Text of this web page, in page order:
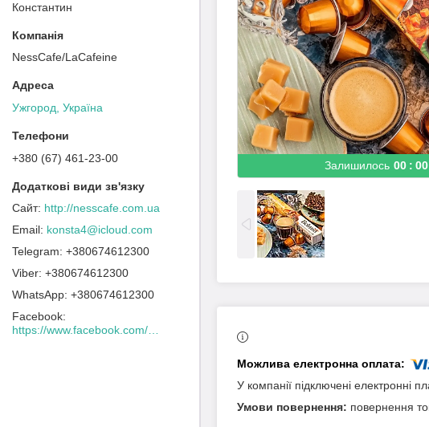
Залишилось 00 00
У компанії підключені електронні
повернення
Константин
NessCafe/LaCafeine
Ужгород, Україна
+380 (67) 461-23-00
http://nesscafe.com.ua
konsta4@icloud.com
+380674612300
+380674612300
+380674612300
Facebook